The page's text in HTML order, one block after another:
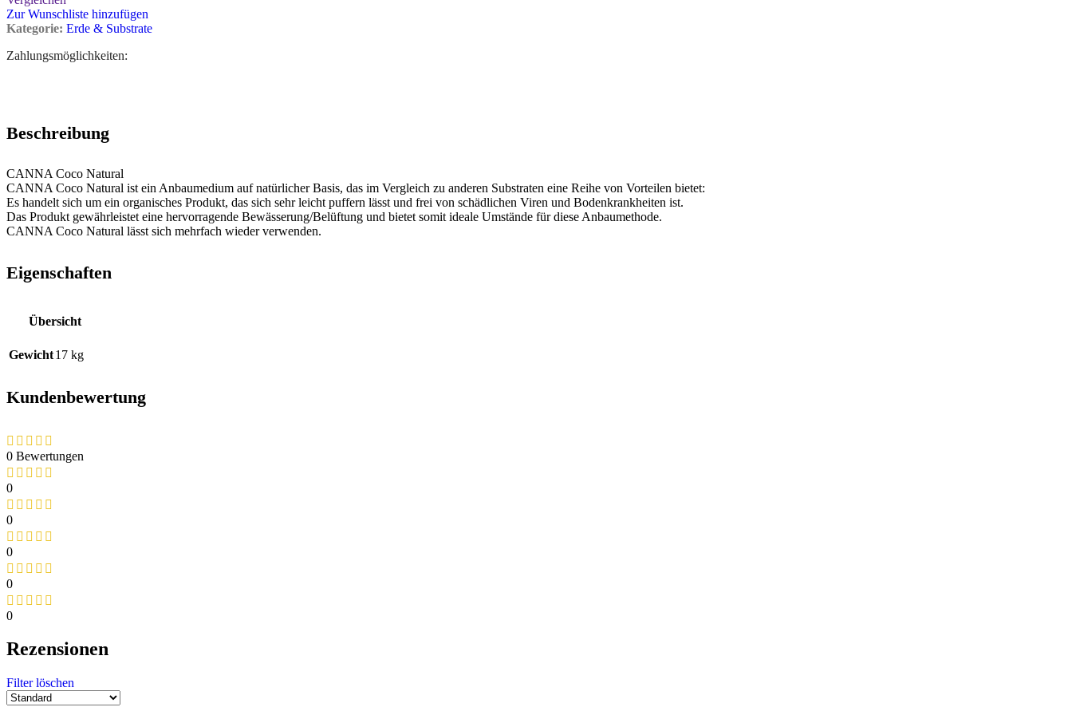
Zur Wunschliste hinzufügen
Kategorie: Erde & Substrate
Zahlungsmöglichkeiten:
Beschreibung
CANNA Coco Natural
CANNA Coco Natural ist ein Anbaumedium auf natürlicher Basis, das im Vergleich zu anderen Substraten eine Reihe von Vorteilen bietet:
Es handelt sich um ein organisches Produkt, das sich sehr leicht puffern lässt und frei von schädlichen Viren und Bodenkrankheiten ist.
Das Produkt gewährleistet eine hervorragende Bewässerung/Belüftung und bietet somit ideale Umstände für diese Anbaumethode.
CANNA Coco Natural lässt sich mehrfach wieder verwenden.
Eigenschaften
Übersicht
Gewicht17 kg
Kundenbewertung
0 Bewertungen
0
0
0
0
0
Rezensionen
Filter löschen